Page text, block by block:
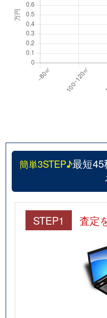
簡単3STEP♪最短
STEP1 査定